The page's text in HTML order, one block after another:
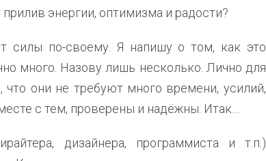
энергии, оптимизма и радости?
силы по-своему. Я напишу о том, как это
много. Назову лишь несколько. Лично для
они не требуют много времени, усилий,
с тем, проверены и надёжны. Итак…
дизайнера, программиста и т.п.)